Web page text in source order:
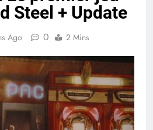
Steel + Update
Ago 0 2 Mins